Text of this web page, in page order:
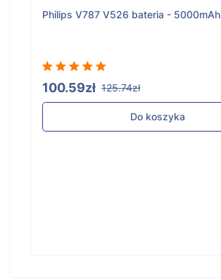
Philips V787 V526 bateria - 5000mAh
100.59zł 125.74zł
Do koszyka